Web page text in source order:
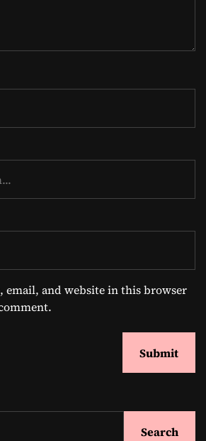
email, and website in this browser
Search